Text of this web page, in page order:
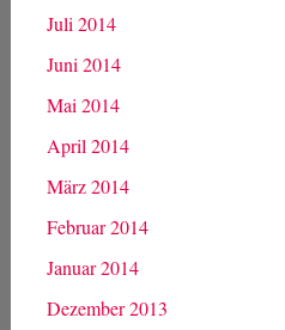
Juli 2014
Juni 2014
Mai 2014
April 2014
März 2014
Februar 2014
Januar 2014
Dezember 2013